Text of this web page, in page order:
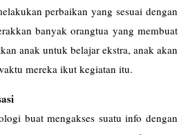
perbaikan yang sesuai dengan
banyak orangtua yang membuat
anak untuk belajar ekstra, anak akan
mereka ikut kegiatan itu.
buat mengakses suatu info dengan